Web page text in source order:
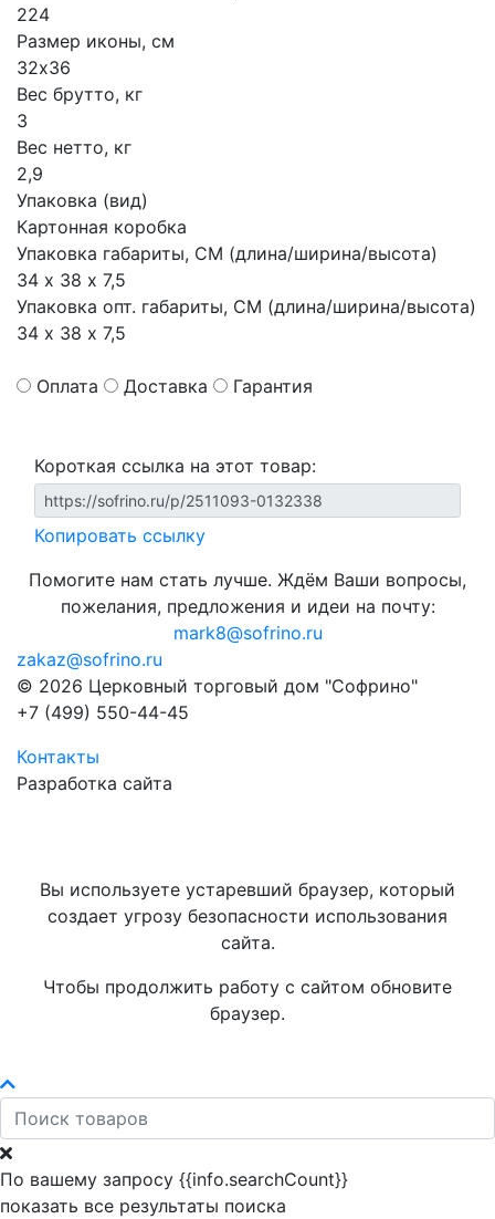
224
Размер иконы, см
32х36
Вес брутто, кг
3
Вес нетто, кг
2,9
Упаковка (вид)
Картонная коробка
Упаковка габариты, СМ (длина/ширина/высота)
34 х 38 х 7,5
Упаковка опт. габариты, СМ (длина/ширина/высота)
34 х 38 х 7,5
Оплата Доставка Гарантия
Короткая ссылка на этот товар:
Копировать ссылку
Помогите нам стать лучше. Ждём Ваши вопросы,
пожелания, предложения и идеи на почту:
mark8@sofrino.ru
zakaz@sofrino.ru
© 2026 Церковный торговый дом "Софрино"
+7 (499) 550-44-45
Контакты
Разработка сайта
Вы используете устаревший браузер, который
создает угрозу безопасности использования
сайта.
Чтобы продолжить работу с сайтом обновите
браузер.
По вашему запросу {{info.searchCount}}
показать все результаты поиска